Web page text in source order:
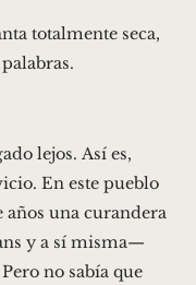
totalmente seca,
lejos. Así es,
En este pueblo
años una curandera
y a sí misma—
no sabía que